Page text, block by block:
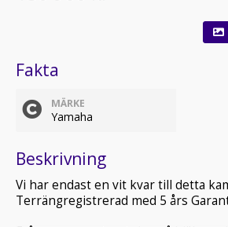
Fakta
MÄRKE
Yamaha
Beskrivning
Vi har endast en vit kvar till detta
Terrängregistrerad med 5 års